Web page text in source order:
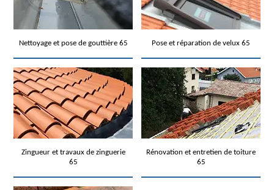
Nettoyage et pose de gouttière 65 Pose et réparation de velux 65
Zingueur et travaux de zinguerie
65
Rénovation et entretien de toiture
65